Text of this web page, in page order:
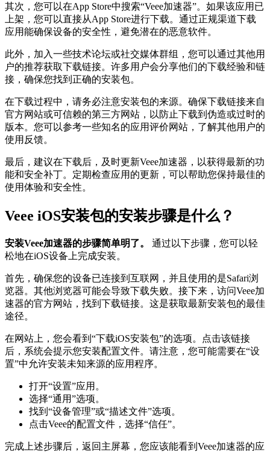
其次，您可以在App Store中搜索“Veee加速器”。如果该应用已
上架，您可以直接从App Store进行下载。通过正规渠道下载
应用能确保设备的安全性，避免潜在的恶意软件。
此外，加入一些技术论坛或社交媒体群组，您可以通过其他用
户的推荐获取下载链接。许多用户会分享他们的下载经验和链
接，确保您找到正确的安装包。
在下载过程中，请务必注意安装包的来源。确保下载链接来自
官方网站或可信赖的第三方网站，以防止下载到伪造或过时的
版本。您可以参考一些知名的应用评价网站，了解其他用户的
使用反馈。
最后，建议在下载后，及时更新Veee加速器，以获得最新的功
能和安全补丁。定期检查应用的更新，可以帮助您保持最佳的
使用体验和安全性。
Veee iOS安装包的安装步骤是什么？
安装Veee加速器的步骤简单明了。
通过以下步骤，您可以轻
松地在iOS设备上完成安装。
首先，确保您的设备已连接到互联网，并且使用的是Safari浏
览器。其他浏览器可能会导致下载失败。接下来，访问Veee加
速器的官方网站，找到下载链接。这是获取最新安装包的最佳
途径。
在网站上，您会看到“下载iOS安装包”的选项。点击该链接
后，系统会提示您安装配置文件。请注意，您可能需要在“设
置”中允许安装未知来源的应用程序。
打开“设置”应用。
选择“通用”选项。
找到“设备管理”或“描述文件”选项。
点击Veee的配置文件，选择“信任”。
完成上述步骤后，返回主屏幕，您应该能看到Veee加速器的应